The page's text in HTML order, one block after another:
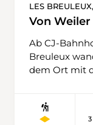
LES
Von
Ab CJ-
Breuleux
dem Ort mit
befindet